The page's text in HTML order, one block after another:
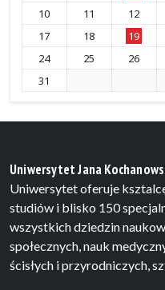
10
11 12
17
18 19
24
25 26
31
Uniwersytet Jana
Uniwersytet oferuje
studiów i blisko 150
wszystkich dziedzin
społecznych, nauk
ścisłych i przyrodniczych,